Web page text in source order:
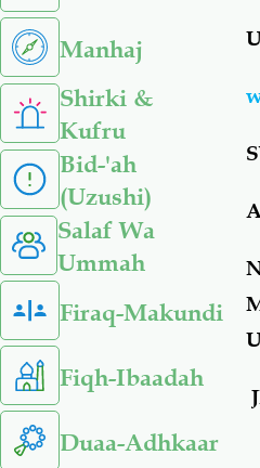
Manhaj
Shirki &
Kufru
Bid-'ah
(Uzushi)
Salaf Wa
Ummah
Firaq-Makundi
Fiqh-Ibaadah
Duaa-Adhkaar